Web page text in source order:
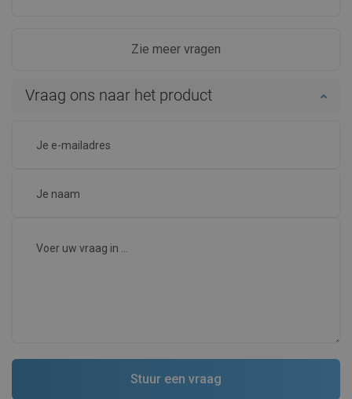
Zie meer vragen
Vraag ons naar het product